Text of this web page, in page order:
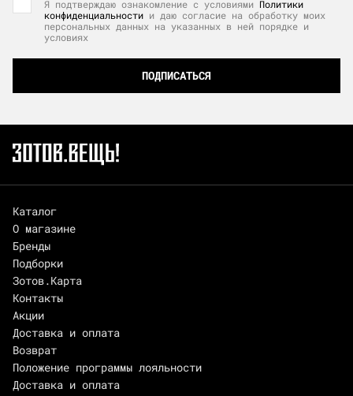
Я подтверждаю ознакомление с условиями Политики
конфиденциальности и даю согласие на обработку моих
персональных данных на указанных в ней порядке и
условиях
ПОДПИСАТЬСЯ
Каталог
О магазине
Бренды
Подборки
Зотов.Карта
Контакты
Акции
Доставка и оплата
Возврат
Положение программы лояльности
Доставка и оплата